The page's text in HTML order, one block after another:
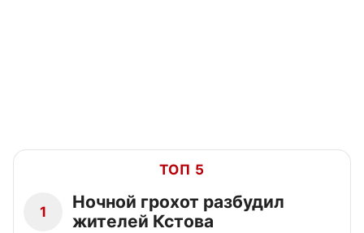
ТОП 5
1
Ночной грохот разбудил
жителей Кстова